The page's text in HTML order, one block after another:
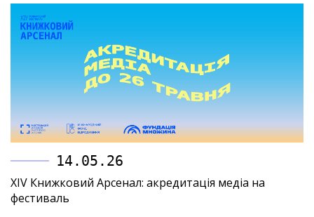
14.05.26
XIV Книжковий Арсенал: акредитація медіа на
фестиваль